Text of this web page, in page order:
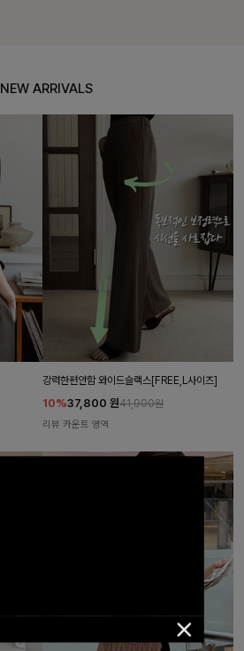
NEW ARRIVALS
강력한편안함 와이드슬랙스[FREE,L사이즈]
10%37,800 원41,900원
리뷰 카운트 영역